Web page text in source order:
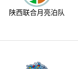
陕西联合月亮泊队